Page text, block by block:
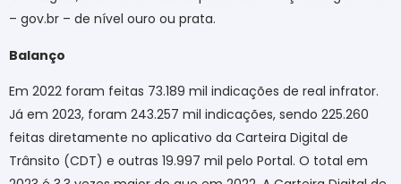
– gov.br – de nível ouro ou prata.
Balanço
Em 2022 foram feitas 73.189 mil indicações de real infrator.
Já em 2023, foram 243.257 mil indicações, sendo 225.260
feitas diretamente no aplicativo da Carteira Digital de
Trânsito (CDT) e outras 19.997 mil pelo Portal. O total em